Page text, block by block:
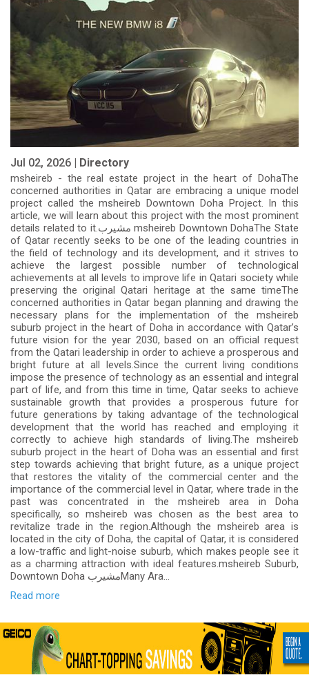
Jul 02, 2026 | Directory
msheireb - the real estate project in the heart of DohaThe
concerned authorities in Qatar are embracing a unique model
project called the msheireb Downtown Doha Project. In this
article, we will learn about this project with the most prominent
details related to it.مشيرب msheireb Downtown DohaThe State
of Qatar recently seeks to be one of the leading countries in
the field of technology and its development, and it strives to
achieve the largest possible number of technological
achievements at all levels to improve life in Qatari society while
preserving the original Qatari heritage at the same timeThe
concerned authorities in Qatar began planning and drawing the
necessary plans for the implementation of the msheireb
suburb project in the heart of Doha in accordance with Qatar’s
future vision for the year 2030, based on an official request
from the Qatari leadership in order to achieve a prosperous and
bright future at all levels.Since the current living conditions
impose the presence of technology as an essential and integral
part of life, and from this time in time, Qatar seeks to achieve
sustainable growth that provides a prosperous future for
future generations by taking advantage of the technological
development that the world has reached and employing it
correctly to achieve high standards of living.The msheireb
suburb project in the heart of Doha was an essential and first
step towards achieving that bright future, as a unique project
that restores the vitality of the commercial center and the
importance of the commercial level in Qatar, where trade in the
past was concentrated in the msheireb area in Doha
specifically, so msheireb was chosen as the best area to
revitalize trade in the region.Although the msheireb area is
located in the city of Doha, the capital of Qatar, it is considered
a low-traffic and light-noise suburb, which makes people see it
as a charming attraction with ideal features.msheireb Suburb,
Downtown Doha مشيربMany Ara...
Read more